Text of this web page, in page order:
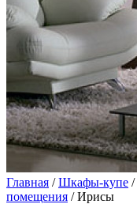
Главная /Шкафы-купе /
помещения / Ирисы